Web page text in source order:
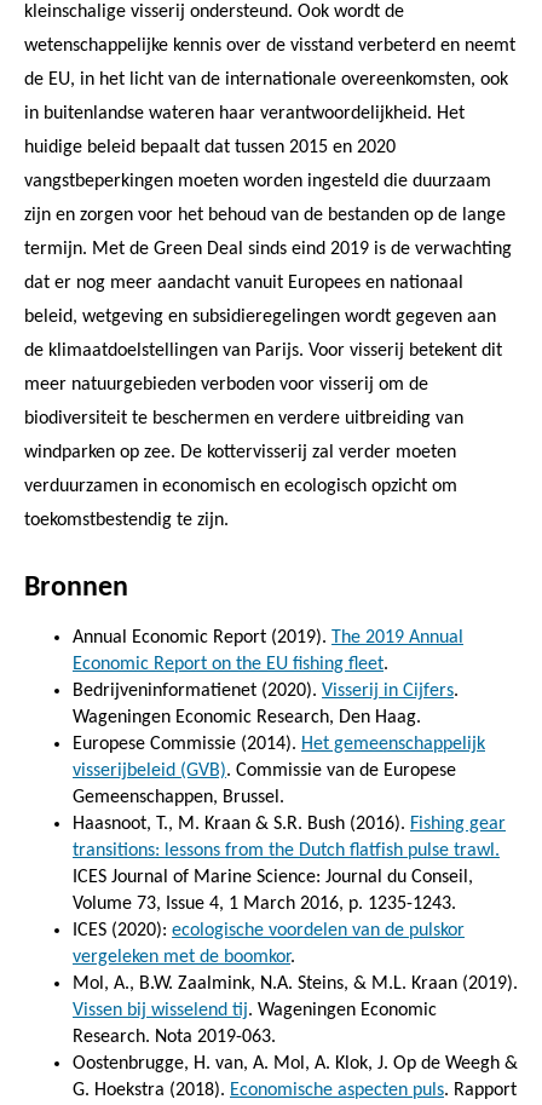
kleinschalige visserij ondersteund. Ook wordt de
wetenschappelijke kennis over de visstand verbeterd en neemt
de EU, in het licht van de internationale overeenkomsten, ook
in buitenlandse wateren haar verantwoordelijkheid. Het
huidige beleid bepaalt dat tussen 2015 en 2020
vangstbeperkingen moeten worden ingesteld die duurzaam
zijn en zorgen voor het behoud van de bestanden op de lange
termijn. Met de Green Deal sinds eind 2019 is de verwachting
dat er nog meer aandacht vanuit Europees en nationaal
beleid, wetgeving en subsidieregelingen wordt gegeven aan
de klimaatdoelstellingen van Parijs. Voor visserij betekent dit
meer natuurgebieden verboden voor visserij om de
biodiversiteit te beschermen en verdere uitbreiding van
windparken op zee. De kottervisserij zal verder moeten
verduurzamen in economisch en ecologisch opzicht om
toekomstbestendig te zijn.
Bronnen
Annual Economic Report (2019). The 2019 Annual
Economic Report on the EU fishing fleet.
Bedrijveninformatienet (2020). Visserij in Cijfers.
Wageningen Economic Research, Den Haag.
Europese Commissie (2014). Het gemeenschappelijk
visserijbeleid (GVB). Commissie van de Europese
Gemeenschappen, Brussel.
Haasnoot, T., M. Kraan & S.R. Bush (2016). Fishing gear
transitions: lessons from the Dutch flatfish pulse trawl.
ICES Journal of Marine Science: Journal du Conseil,
Volume 73, Issue 4, 1 March 2016, p. 1235-1243.
ICES (2020): ecologische voordelen van de pulskor
vergeleken met de boomkor.
Mol, A., B.W. Zaalmink, N.A. Steins, & M.L. Kraan (2019).
Vissen bij wisselend tij. Wageningen Economic
Research. Nota 2019-063.
Oostenbrugge, H. van, A. Mol, A. Klok, J. Op de Weegh &
G. Hoekstra (2018). Economische aspecten puls. Rapport